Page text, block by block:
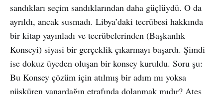
sandıkları seçim sandıklarından daha güçlüydü. O da
ayrıldı, ancak susmadı. Libya’daki tecrübesi hakkında
bir kitap yayınladı ve tecrübelerinden (Başkanlık
Konseyi) siyasi bir gerçeklik çıkarmayı başardı. Şimdi
ise dokuz üyeden oluşan bir konsey kuruldu. Soru şu:
Bu Konsey çözüm için atılmış bir adım mı yoksa
püsküren yanardağın etrafında dolanmak mıdır? Ateş